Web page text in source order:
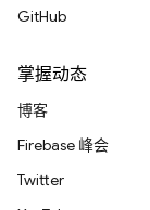
GitHub
掌握动态
博客
Firebase 峰会
Twitter